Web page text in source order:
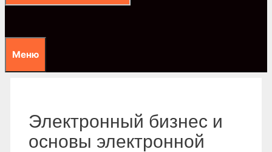
Меню
Электронный бизнес и
основы электронной